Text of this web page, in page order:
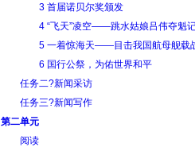
3 首届诺贝尔奖颁发
4 “飞天”凌空——跳水姑娘吕伟夺魁
5 一着惊海天——目击我国航母舰载
6 国行公祭，为佑世界和平
任务二?新闻采访
任务三?新闻写作
第二单元
阅读